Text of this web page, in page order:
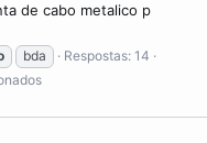
de cabo metalico p
bda
Respostas: 14